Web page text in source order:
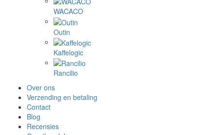
WACACO
Outin
Kaffelogic
Rancilio
Over ons
Verzending en betaling
Contact
Blog
Recensies